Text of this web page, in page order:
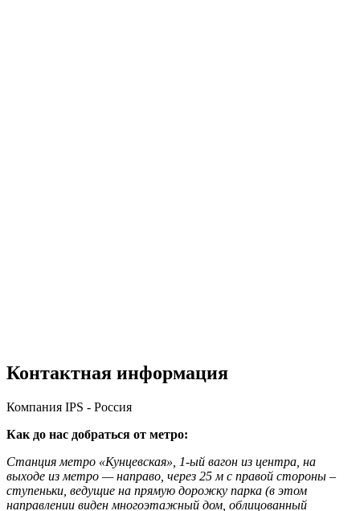
Контактная информация
Компания IPS - Россия
Как до нас добраться от метро:
Станция метро «Кунцевская», 1-ый вагон из центра, на
выходе из метро — направо, через 25 м с правой стороны –
ступеньки, ведущие на прямую дорожку парка (в этом
направлении виден многоэтажный дом, облицованный